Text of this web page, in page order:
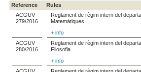
Reference Rules
ACGUV
279/2016
Reglament de règim intern del
Matemàtiques.
+ info
ACGUV
280/2016
Reglament de règim intern del
Filosofia.
+ info